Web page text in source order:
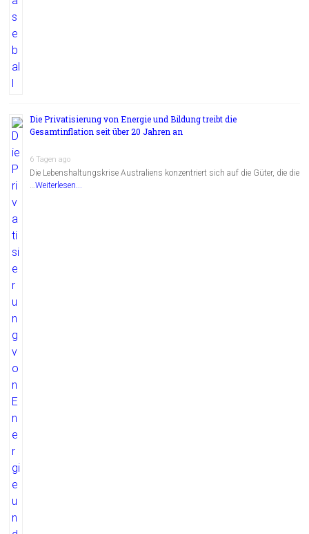
Die Privatisierung von Energie und Bildung treibt die
Gesamtinflation seit über 20 Jahren an
6 Tagen ago
Die Lebenshaltungskrise Australiens konzentriert sich auf die Güter, die die
…Weiterlesen...